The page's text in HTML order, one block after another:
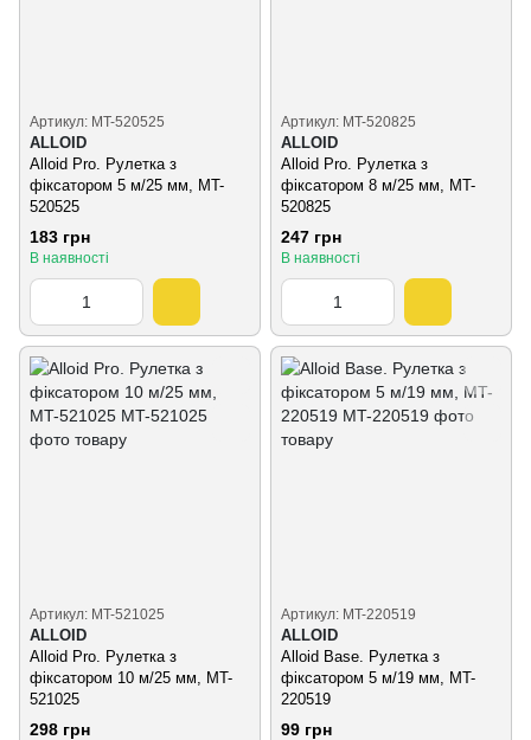
Артикул: MT-520525
ALLOID
Alloid Pro. Рулетка з
фіксатором 5 м/25 мм, MT-
520525
183 грн
В наявності
Артикул: MT-520825
ALLOID
Alloid Pro. Рулетка з
фіксатором 8 м/25 мм, MT-
520825
247 грн
В наявності
Артикул: MT-521025
ALLOID
Alloid Pro. Рулетка з
фіксатором 10 м/25 мм, MT-
521025
298 грн
Артикул: MT-220519
ALLOID
Alloid Base. Рулетка з
фіксатором 5 м/19 мм, MT-
220519
99 грн